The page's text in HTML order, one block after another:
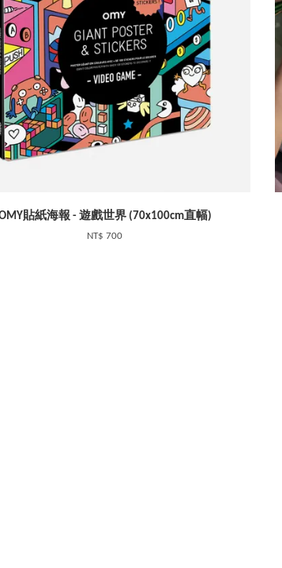
貼紙海報 - 遊戲世界 (70x100cm直幅)
NT$ 700